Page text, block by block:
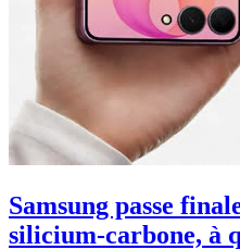
Samsung passe
silicium-carbone, à